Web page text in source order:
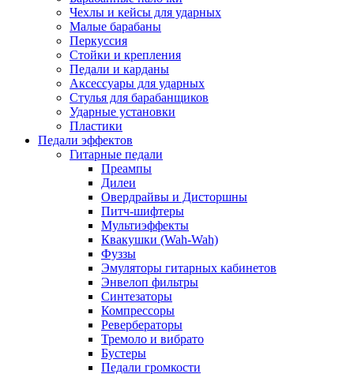
Чехлы и кейсы для ударных
Малые барабаны
Перкуссия
Стойки и крепления
Педали и карданы
Аксессуары для ударных
Стулья для барабанщиков
Ударные установки
Пластики
Педали эффектов
Гитарные педали
Преампы
Дилеи
Овердрайвы и Дисторшны
Питч-шифтеры
Мультиэффекты
Квакушки (Wah-Wah)
Фуззы
Эмуляторы гитарных кабинетов
Энвелоп фильтры
Синтезаторы
Компрессоры
Ревербераторы
Тремоло и вибрато
Бустеры
Педали громкости